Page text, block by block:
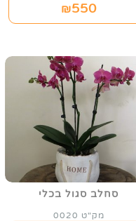
₪550
סחלב סגול בכלי
מק"ט 0020